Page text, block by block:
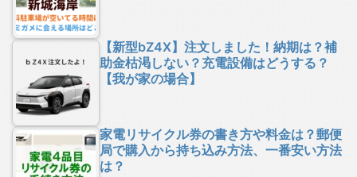
【新型bZ4X】注文しました！納期は？補
助金枯渇しない？充電設備はどうする？
【我が家の場合】
家電リサイクル券の書き方や料金は？郵便
局で購入から持ち込み方法、一番安い方法
は？